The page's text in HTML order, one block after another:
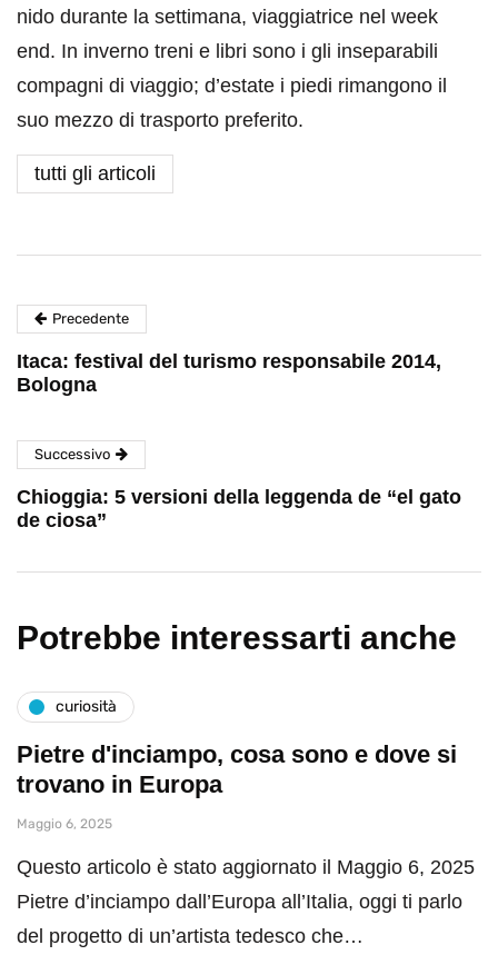
nido durante la settimana, viaggiatrice nel week
end. In inverno treni e libri sono i gli inseparabili
compagni di viaggio; d’estate i piedi rimangono il
suo mezzo di trasporto preferito.
tutti gli articoli
Precedente
Itaca: festival del turismo responsabile 2014,
Bologna
Successivo
Chioggia: 5 versioni della leggenda de “el gato
de ciosa”
Potrebbe interessarti anche
curiosità
Pietre d'inciampo, cosa sono e dove si
trovano in Europa
Maggio 6, 2025
Questo articolo è stato aggiornato il Maggio 6, 2025
Pietre d’inciampo dall’Europa all’Italia, oggi ti parlo
del progetto di un’artista tedesco che…